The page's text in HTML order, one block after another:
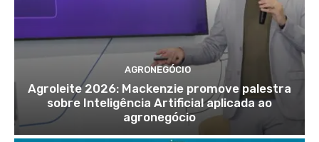
AGRONEGÓCIO
Agroleite 2026: Mackenzie promove palestra
sobre Inteligência Artificial aplicada ao
agronegócio